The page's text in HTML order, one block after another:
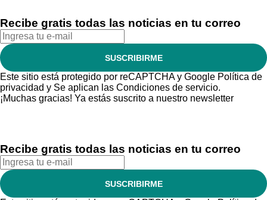
Recibe gratis todas las noticias en tu correo
SUSCRIBIRME
Este sitio está protegido por reCAPTCHA y Google Política de
privacidad y Se aplican las Condiciones de servicio.
¡Muchas gracias! Ya estás suscrito a nuestro newsletter
Recibe gratis todas las noticias en tu correo
SUSCRIBIRME